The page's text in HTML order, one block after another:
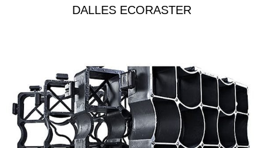
DALLES ECORASTER